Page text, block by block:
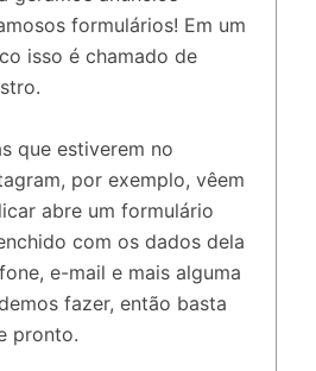
formulários! Em um
isso é chamado de
que estiverem no
por exemplo, vêem
abre um formulário
com os dados dela
e-mail e mais alguma
fazer, então basta
pronto.